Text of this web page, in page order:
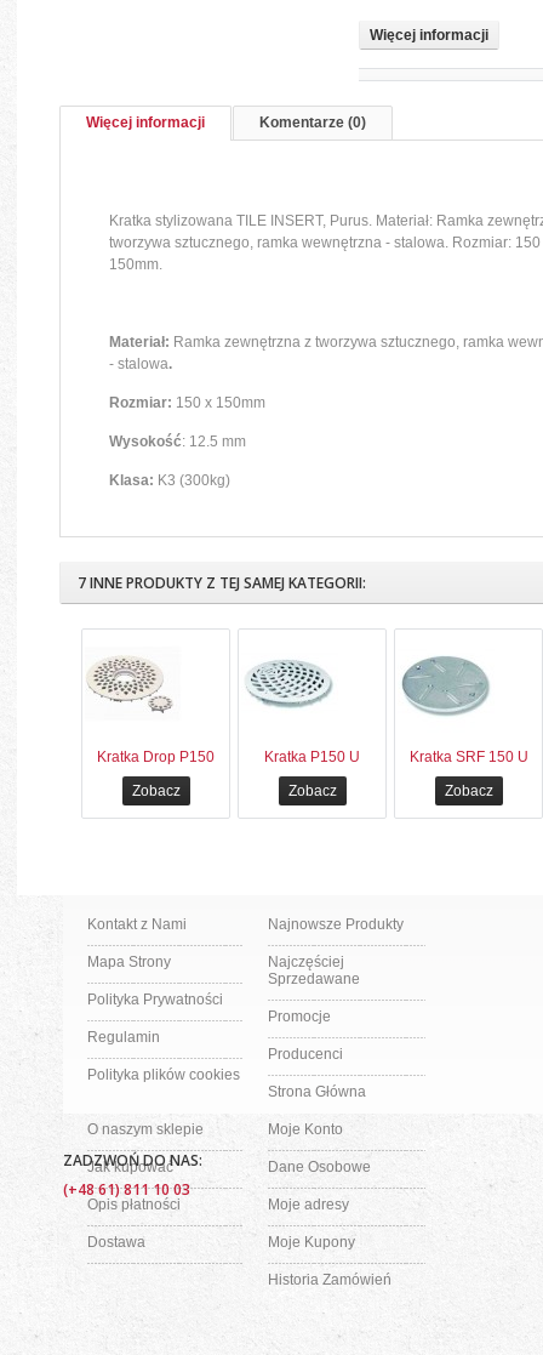
Więcej informacji
Więcej informacji Komentarze (0)
Kratka stylizowana TILE INSERT, Purus. Materiał: Ramka
tworzywa sztucznego, ramka wewnętrzna - stalowa. Rozmiar: 150
150mm.
Materiał: Ramka zewnętrzna z tworzywa sztucznego, ramka
- stalowa.
Rozmiar: 150 x 150mm
Wysokość: 12.5 mm
Klasa: K3 (300kg)
7 INNE PRODUKTY Z TEJ SAMEJ KATEGORII:
Kratka Drop P150
Zobacz
Kratka P150 U
Zobacz
Kratka SRF 150 U
Zobacz
Kontakt z Nami
Mapa Strony
Polityka Prywatności
Regulamin
Polityka plików cookies
Najnowsze Produkty
Najczęściej
Sprzedawane
Promocje
Producenci
Strona Główna
O naszym sklepie
Jak kupować
Opis płatności
Dostawa
Moje Konto
Dane Osobowe
Moje adresy
Moje Kupony
Historia Zamówień
ZADZWOŃ DO NAS:
(+48 61) 811 10 03